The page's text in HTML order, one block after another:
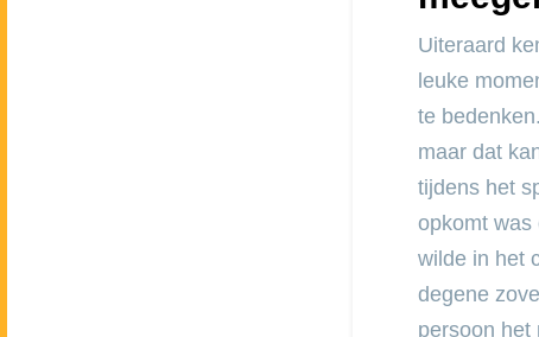
Uiteraard
leuke
te
maar dat
tijdens het
opkomt was
wilde in het
degene
persoon het